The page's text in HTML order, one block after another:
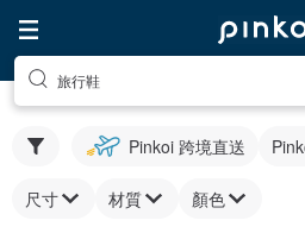
旅行鞋
Pinkoi 跨境直送
尺寸 材質 顏色